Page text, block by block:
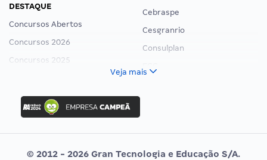
DESTAQUE
Concursos Abertos
Concursos 2026
Concursos 2025
Concurso Nacional Unificado
Concurso Ibama
Concurso MPU
Editais publicados
Cebraspe
Cesgranrio
Consulplan
Vunesp
Veja mais
© 2012 - 2026 Gran Tecnologia e Educação S/A.